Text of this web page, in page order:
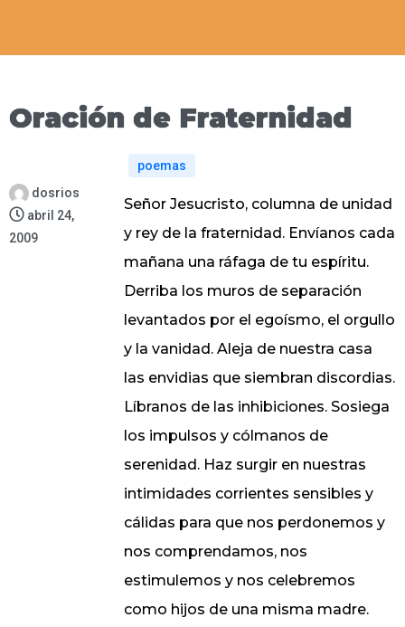
Oración de Fraternidad
dosrios
abril 24,
2009
poemas
Señor Jesucristo, columna de unidad
y rey de la fraternidad. Envíanos cada
mañana una ráfaga de tu espíritu.
Derriba los muros de separación
levantados por el egoísmo, el orgullo
y la vanidad. Aleja de nuestra casa
las envidias que siembran discordias.
Líbranos de las inhibiciones. Sosiega
los impulsos y cólmanos de
serenidad. Haz surgir en nuestras
intimidades corrientes sensibles y
cálidas para que nos perdonemos y
nos comprendamos, nos
estimulemos y nos celebremos
como hijos de una misma madre.